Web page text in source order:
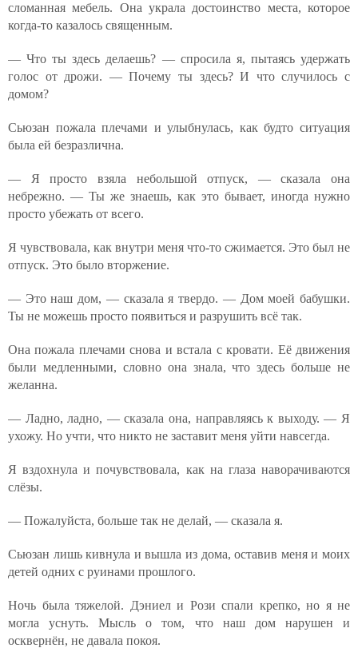
сломанная мебель. Она украла достоинство места, которое
когда-то казалось священным.
— Что ты здесь делаешь? — спросила я, пытаясь удержать
голос от дрожи. — Почему ты здесь? И что случилось с
домом?
Сьюзан пожала плечами и улыбнулась, как будто ситуация
была ей безразлична.
— Я просто взяла небольшой отпуск, — сказала она
небрежно. — Ты же знаешь, как это бывает, иногда нужно
просто убежать от всего.
Я чувствовала, как внутри меня что-то сжимается. Это был не
отпуск. Это было вторжение.
— Это наш дом, — сказала я твердо. — Дом моей бабушки.
Ты не можешь просто появиться и разрушить всё так.
Она пожала плечами снова и встала с кровати. Её движения
были медленными, словно она знала, что здесь больше не
желанна.
— Ладно, ладно, — сказала она, направляясь к выходу. — Я
ухожу. Но учти, что никто не заставит меня уйти навсегда.
Я вздохнула и почувствовала, как на глаза наворачиваются
слёзы.
— Пожалуйста, больше так не делай, — сказала я.
Сьюзан лишь кивнула и вышла из дома, оставив меня и моих
детей одних с руинами прошлого.
Ночь была тяжелой. Дэниел и Рози спали крепко, но я не
могла уснуть. Мысль о том, что наш дом нарушен и
осквернён, не давала покоя.